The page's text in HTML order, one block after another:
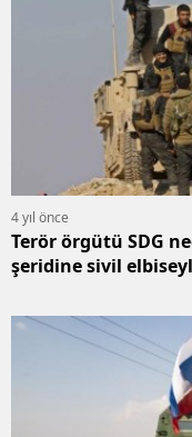
4 yıl önce
Terör örgütü SDG
şeridine sivil